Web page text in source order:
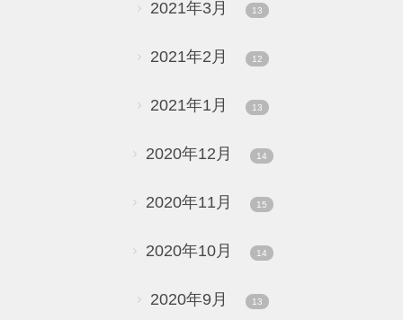
2021年3月 13
2021年2月 12
2021年1月 13
2020年12月 14
2020年11月 15
2020年10月 14
2020年9月 13